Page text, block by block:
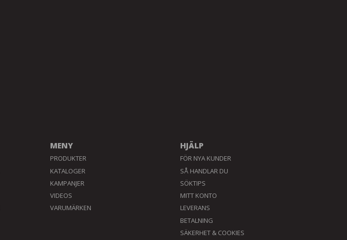
MENY
PRODUKTER
KATALOGER
KAMPANJER
VIDEOS
VARUMÄRKEN
HJÄLP
FÖR NYA KUNDER
SÅ HANDLAR DU
SÖKTIPS
MITT KONTO
LEVERANS
BETALNING
SÄKERHET & COOKIES